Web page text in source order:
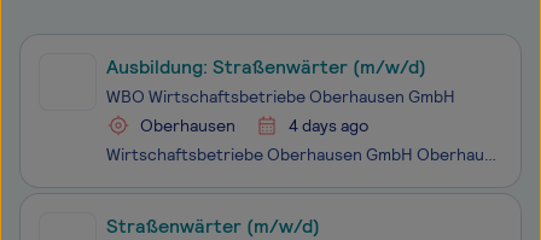
Ausbildung: Straßenwärter (m/w/d)
WBO Wirtschaftsbetriebe Oberhausen GmbH
Oberhausen
4 days ago
Wirtschaftsbetriebe Oberhausen GmbH Oberhausen // zum 01.09.2027 Stellen-Nr.: 181396
Straßenwärter (m/w/d)